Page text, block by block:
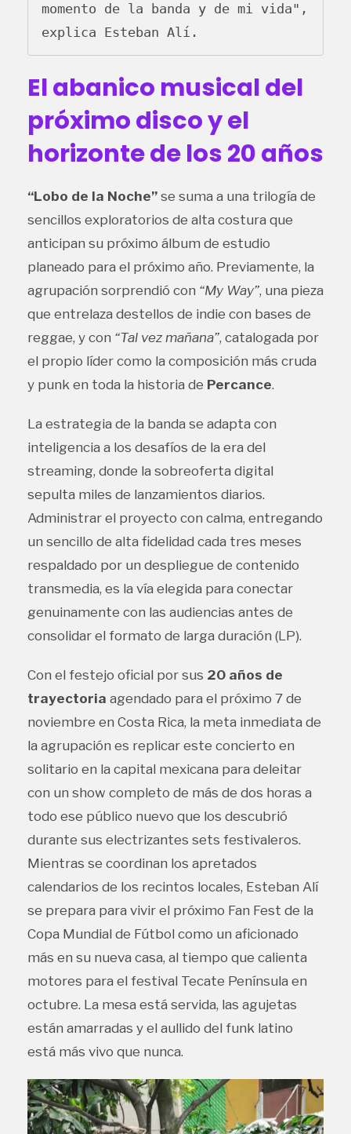
momento de la banda y de mi vida",
El abanico musical del
próximo disco y el
horizonte de los 20 años
“Lobo de la Noche” se suma a una trilogía de
sencillos exploratorios de alta costura que
anticipan su próximo álbum de estudio
planeado para el próximo año. Previamente, la
agrupación sorprendió con “My Way”, una pieza
que entrelaza destellos de indie con bases de
reggae, y con “Tal vez mañana”, catalogada por
el propio líder como la composición más cruda
y punk en toda la historia de Percance.
La estrategia de la banda se adapta con
inteligencia a los desafíos de la era del
streaming, donde la sobreoferta digital
sepulta miles de lanzamientos diarios.
Administrar el proyecto con calma, entregando
un sencillo de alta fidelidad cada tres meses
respaldado por un despliegue de contenido
transmedia, es la vía elegida para conectar
genuinamente con las audiencias antes de
consolidar el formato de larga duración (LP).
Con el festejo oficial por sus 20 años de
trayectoria agendado para el próximo 7 de
noviembre en Costa Rica, la meta inmediata de
la agrupación es replicar este concierto en
solitario en la capital mexicana para deleitar
con un show completo de más de dos horas a
todo ese público nuevo que los descubrió
durante sus electrizantes sets festivaleros.
Mientras se coordinan los apretados
calendarios de los recintos locales, Esteban Alí
se prepara para vivir el próximo Fan Fest de la
Copa Mundial de Fútbol como un aficionado
más en su nueva casa, al tiempo que calienta
motores para el festival Tecate Península en
octubre. La mesa está servida, las agujetas
están amarradas y el aullido del funk latino
está más vivo que nunca.